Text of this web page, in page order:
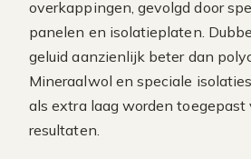
overkappingen, gevolgd door
panelen en isolatieplaten.
geluid aanzienlijk beter dan
Mineraalwol en speciale
als extra laag worden toegepast
resultaten.